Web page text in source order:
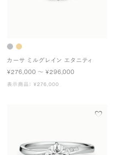
カーサ ミルグレイン エタニティ
¥276,000 〜 ¥296,000
表示商品： ¥276,000